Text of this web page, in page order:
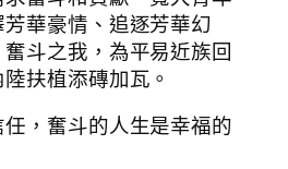
華豪情、追逐芳華幻
斗之我，為平易近族回
扶植添磚加瓦。
，奮斗的人生是幸福的